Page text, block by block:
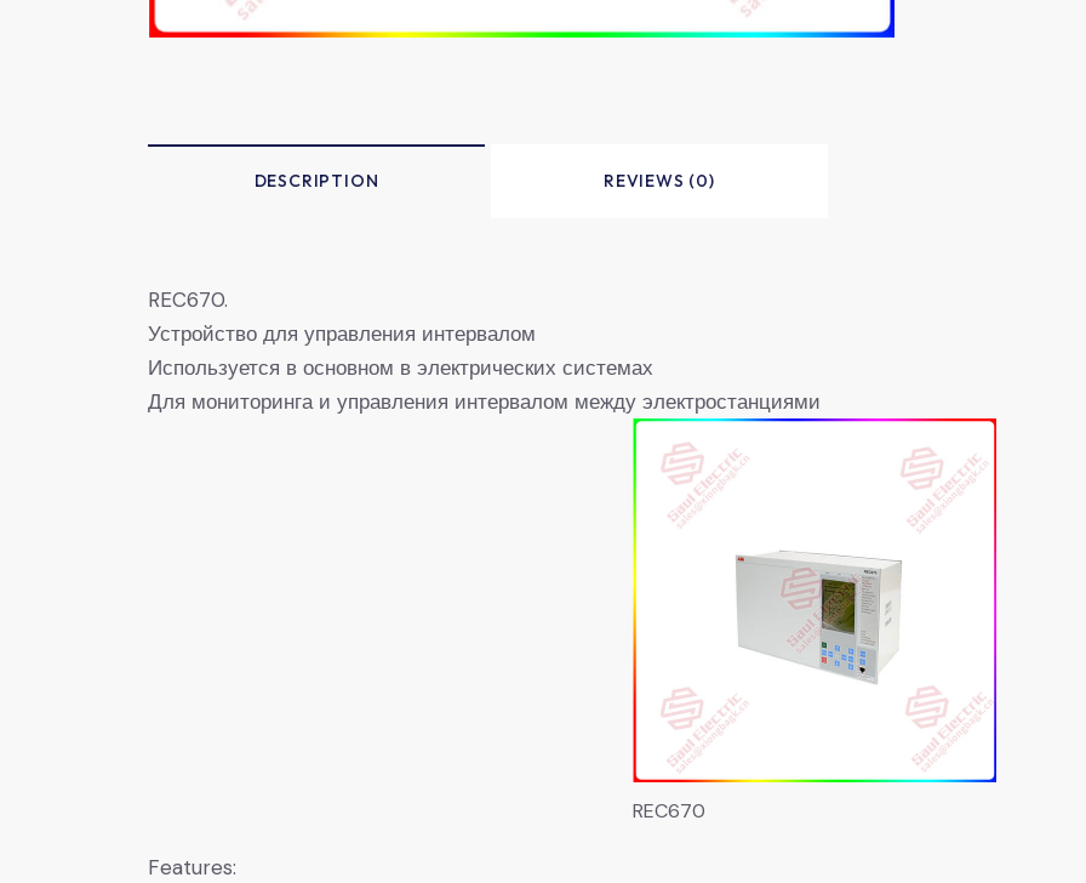
DESCRIPTION REVIEWS (0)
REC670.
Устройство для управления интервалом
Используется в основном в электрических системах
Для мониторинга и управления интервалом между электростанциями
REC670
Features: